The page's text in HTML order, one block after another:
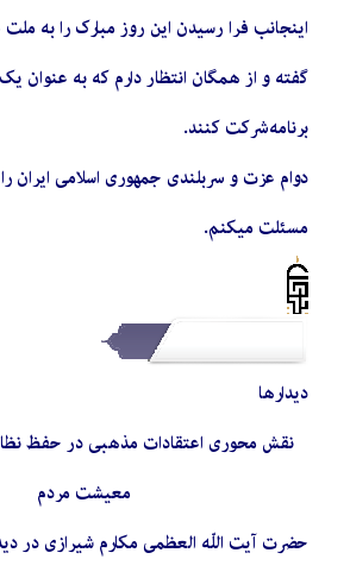
اینجانب فرا رسیدن این روز مبارک را به ملت
گفته و از همگان انتظار دارم که به عنوان
برنامه شرکت کنند.
دوام عزت و سربلندی جمهوری اسلامی ایران
مسئلت میکنم.
دیدارها
نقش محوری اعتقادات مذهبی در حفظ
معیشت مردم
حضرت آیت اللّه العظمی مکارم شیرازی در